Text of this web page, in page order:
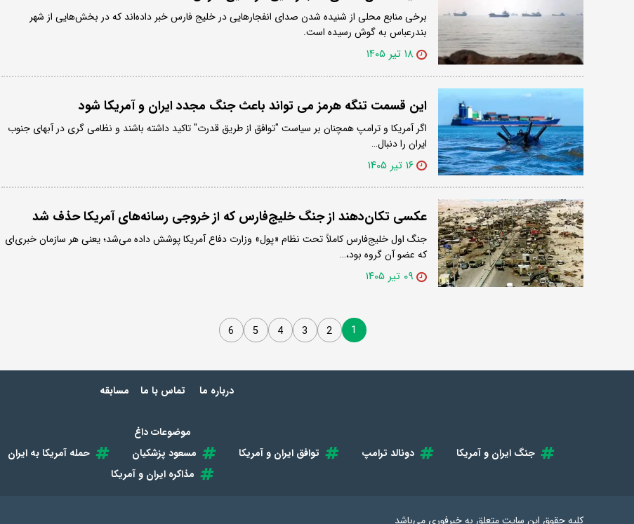
برخی منابع محلی از شنیده شدن صدای انفجارهایی در خلیج فارس خبر داده‌اند که در بخش‌هایی از شهر
بندرعباس به گوش رسیده است.
۱۸ تیر ۱۴۰۵
این قسمت تنگه هرمز می تواند باعث جنگ مجدد ایران و آمریکا شود
اگر آمریکا و ترامپ همچنان بر سیاست "توافق از طریق قدرت" تاکید داشته باشند و نظامی گری در آبهای جنوب
ایران را دنبال…
۱۶ تیر ۱۴۰۵
عکسی تکان‌دهند از جنگ خلیج‌فارس که از خروجی رسانه‌های آمریکا حذف شد
جنگ اول خلیج‌فارس کاملاً تحت نظام «پول» وزارت دفاع آمریکا پوشش داده می‌شد؛ یعنی هر سازمان خبری‌ای
که عضو آن گروه بود،…
۰۹ تیر ۱۴۰۵
1
2
3
4
5
6
درباره ما تماس با ما مسابقه
موضوعات داغ
جنگ ایران و آمریکا
دونالد ترامپ توافق ایران و آمریکا مسعود پزشکیان حمله آمریکا به ایران
مذاکره ایران و آمریکا
کلیه حقوق این سایت متعلق بهخبرفوری می‌باشد